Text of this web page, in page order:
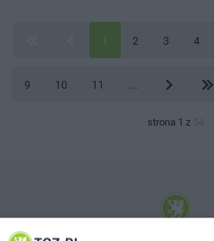
1 2 3 4
9 10 11
strona 1 z 54
© 2001-2026 Tczew - TCZ.PL Sp. z o.o.